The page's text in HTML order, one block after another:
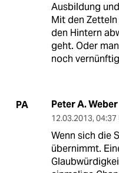
Ausbildung
Mit den
den Hintern
geht. Oder
noch
PA Peter A. Weber
12.03.2013, 04:37
Wenn sich die
übernimmt.